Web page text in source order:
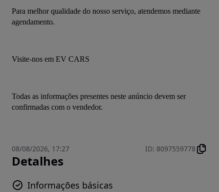
Para melhor qualidade do nosso serviço, atendemos mediante
agendamento.
Visite-nos em EV CARS
Todas as informações presentes neste anúncio devem ser
confirmadas com o vendedor.
08/08/2026, 17:27 ID: 8097559778
Detalhes
Informações básicas